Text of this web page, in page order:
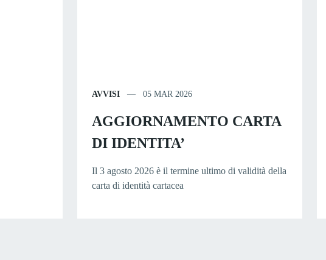
AVVISI 05 MAR 2026
AGGIORNAMENTO CARTA
DI IDENTITA’
Il 3 agosto 2026 è il termine ultimo di validità della
carta di identità cartacea